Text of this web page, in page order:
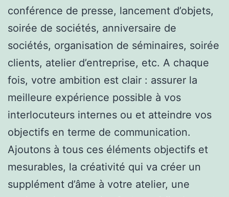
conférence de presse, lancement d’objets,
soirée de sociétés, anniversaire de
sociétés, organisation de séminaires, soirée
clients, atelier d’entreprise, etc. A chaque
fois, votre ambition est clair : assurer la
meilleure expérience possible à vos
interlocuteurs internes ou et atteindre vos
objectifs en terme de communication.
Ajoutons à tous ces éléments objectifs et
mesurables, la créativité qui va créer un
supplément d’âme à votre atelier, une